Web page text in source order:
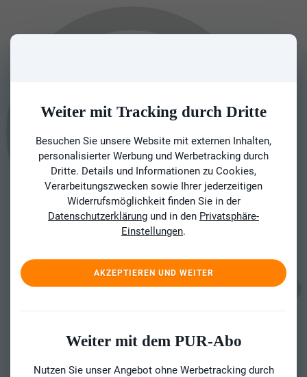
Weiter mit Tracking durch Dritte
Besuchen Sie unsere Website mit externen Inhalten,
personalisierter Werbung und Werbetracking durch
Dritte. Details und Informationen zu Cookies,
Verarbeitungszwecken sowie Ihrer jederzeitigen
Widerrufsmöglichkeit finden Sie in der
Datenschutzerklärung und in den Privatsphäre-
Einstellungen.
AKZEPTIEREN UND WEITER
Weiter mit dem PUR-Abo
Nutzen Sie unser Angebot ohne Werbetracking durch